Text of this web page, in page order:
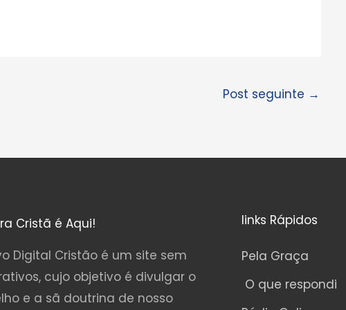
Post seguinte →
Cristã é Aqui!
Digital Cristão é um site sem
cujo objetivo é divulgar o
e a sã doutrina de nosso
links Rápidos
Pela Graça
O que respondi